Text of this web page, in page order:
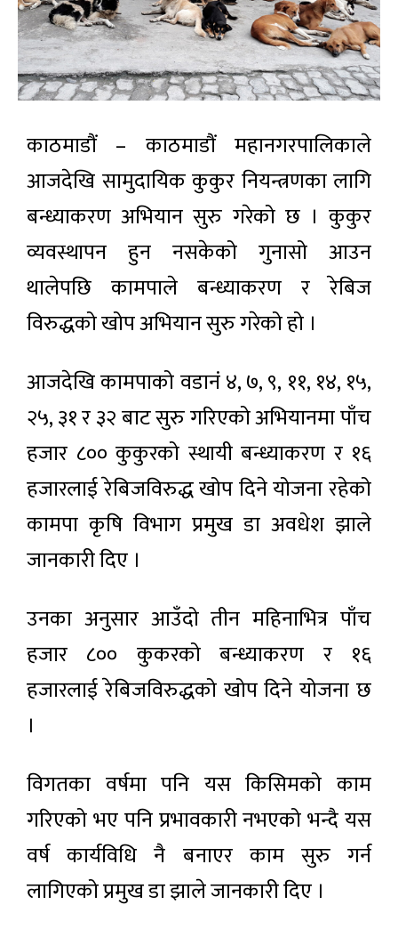
काठमाडौं – काठमाडौं महानगरपालिकाले
आजदेखि सामुदायिक कुकुर नियन्त्रणका लागि
बन्ध्याकरण अभियान सुरु गरेको छ । कुकुर
व्यवस्थापन हुन नसकेको गुनासो आउन
थालेपछि कामपाले बन्ध्याकरण र रेबिज
विरुद्धको खोप अभियान सुरु गरेको हो ।
आजदेखि कामपाको वडानं ४, ७, ९, ११, १४, १५,
२५, ३१ र ३२ बाट सुरु गरिएको अभियानमा पाँच
हजार ८०० कुकुरको स्थायी बन्ध्याकरण र १६
हजारलाई रेबिजविरुद्ध खोप दिने योजना रहेको
कामपा कृषि विभाग प्रमुख डा अवधेश झाले
जानकारी दिए ।
उनका अनुसार आउँदो तीन महिनाभित्र पाँच
हजार ८०० कुकरको बन्ध्याकरण र १६
हजारलाई रेबिजविरुद्धको खोप दिने योजना छ
।
विगतका वर्षमा पनि यस किसिमको काम
गरिएको भए पनि प्रभावकारी नभएको भन्दै यस
वर्ष कार्यविधि नै बनाएर काम सुरु गर्न
लागिएको प्रमुख डा झाले जानकारी दिए ।